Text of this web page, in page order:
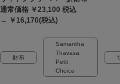
通常価格 ￥23,100 税込
→ ￥16,170(税込)
財布
Samantha
Thavasa
Petit
Choice